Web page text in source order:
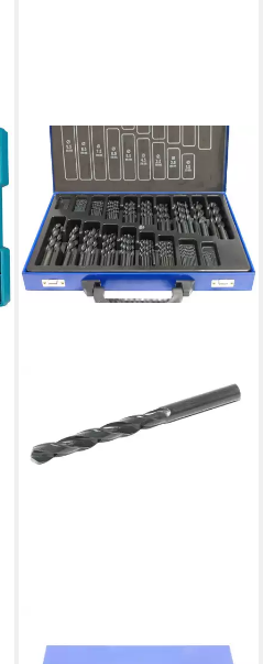
Metallbohrer 170tlg. HSS-R